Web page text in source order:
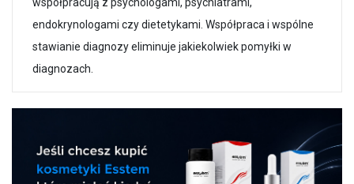
współpracują z psychologami, psychiatrami,
endokrynologami czy dietetykami. Współpraca i wspólne
stawianie diagnozy eliminuje jakiekolwiek pomyłki w
diagnozach.